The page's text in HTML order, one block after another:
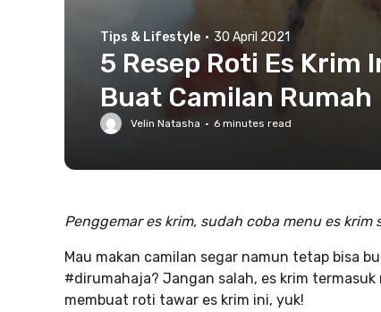
Tips & Lifestyle · 30 April 2021
5 Resep Roti Es Krim
Buat Camilan Rumah
Velin Natasha · 6 minutes read
Penggemar es krim, sudah coba menu es krim
Mau makan camilan segar namun tetap bisa
#dirumahaja? Jangan salah, es krim
membuat roti tawar es krim ini, yuk!